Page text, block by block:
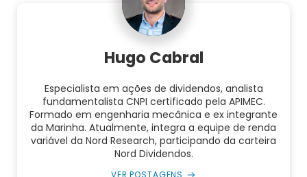
Hugo Cabral
Especialista em ações de dividendos, analista
fundamentalista CNPI certificado pela APIMEC.
Formado em engenharia mecânica e ex integrante
da Marinha. Atualmente, integra a equipe de renda
variável da Nord Research, participando da carteira
Nord Dividendos.
VER POSTAGENS